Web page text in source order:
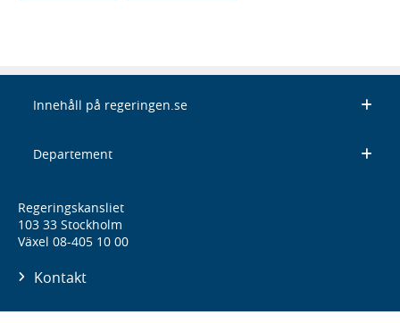
Innehåll på regeringen.se
Departement
Regeringskansliet
103 33 Stockholm
Växel 08-405 10 00
Kontakt